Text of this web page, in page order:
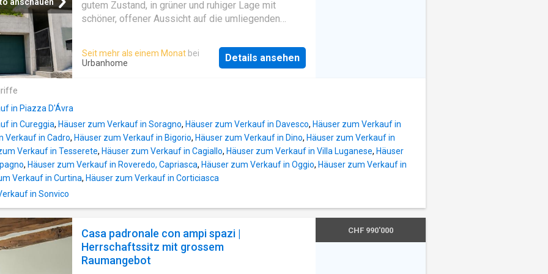
anschauen
gutem Zustand, in grüner und ruhiger Lage mit
schöner, offener Aussicht auf die umliegenden
grosszügige Räume und liegt nur 15 Minuten von
Lugano entfernt; Tesserete mit allen wichtigen
2-Zimmer-Einheit– Angenehme zeitgenössische
Architektur– Grundstück ca. 1’199 m2, aufgeteilt in 2
ParzellenVILLAWohnfläche ca. 320 m2 und
Nebenräume ca. 60 m2.Die Villa erstreckt sich über
4 Etagen, die durch einen bequemen Aufzug
Wohnzimmer mit Kamin, gut ausgestattete
Arbeits-/TV-Zimmer, 3 Schlafzimmer,
Panoramaterrasse, 3 Badezimmer, grosser
Mehrzweckraum (Fitness oder Hobby), Waschküche,
Seit mehr als einem Monat bei
Urbanhome
Details ansehen
in Piazza D'Ávra
in Cureggia, Häuser zum Verkauf in Soragno, Häuser zum Verkauf in Davesco, Häuser zum Verkauf in
Verkauf in Cadro, Häuser zum Verkauf in Bigorio, Häuser zum Verkauf in Dino, Häuser zum Verkauf in
Verkauf in Tesserete, Häuser zum Verkauf in Cagiallo, Häuser zum Verkauf in Villa Luganese, Häuser
, Häuser zum Verkauf in Roveredo, Capriasca, Häuser zum Verkauf in Oggio, Häuser zum Verkauf in
Verkauf in Curtina, Häuser zum Verkauf in Corticiasca
in Sonvico
Casa padronale con ampi spazi |
Herrschaftssitz mit grossem
Raumangebot
CHF 990'000